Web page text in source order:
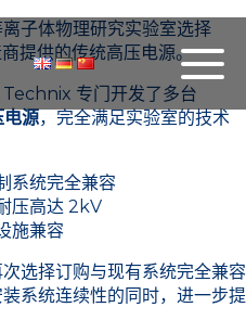
子体物理研究实验室选择
提供的传统高压电源。
专门开发了多台
源，完全满足实验室的技术
系统完全兼容
压高达 2kV
施兼容
选择订购与现有系统完全兼容
系统连续性的同时，进一步提